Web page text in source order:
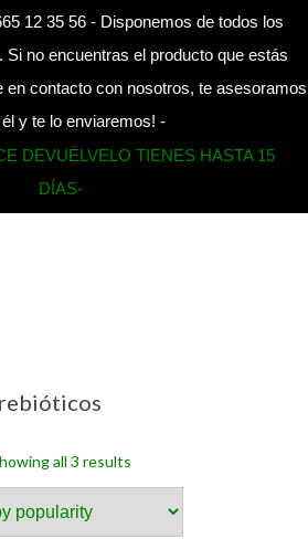
12 35 56 - Disponemos de todos los
Si no encuentras el producto que estás
en contacto con nosotros, te asesoramos
y te lo enviaremos! -
DEVUÉLVELO TIENES HASTA 15
DÍAS-
all 3 results